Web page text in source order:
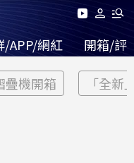
/APP/網紅 開箱/評
疊機開箱 「全新